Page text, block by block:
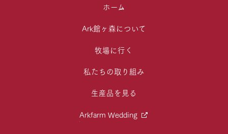
ホーム
Ark館ヶ森について
牧場に行く
私たちの取り組み
生産品を見る
Arkfarm Wedding